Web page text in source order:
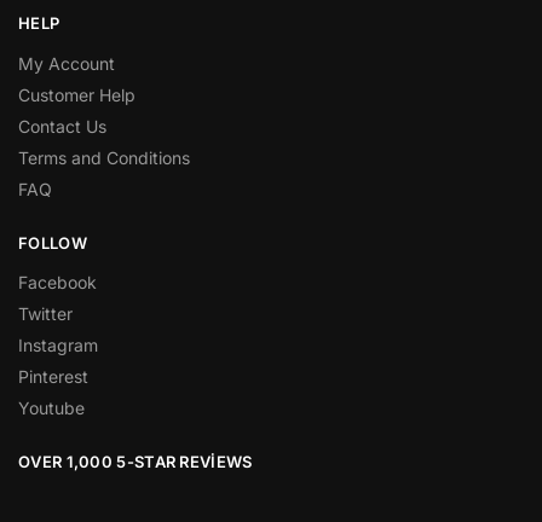
HELP
My Account
Customer Help
Contact Us
Terms and Conditions
FAQ
FOLLOW
Facebook
Twitter
Instagram
Pinterest
Youtube
OVER 1,000 5-STAR REVIEWS